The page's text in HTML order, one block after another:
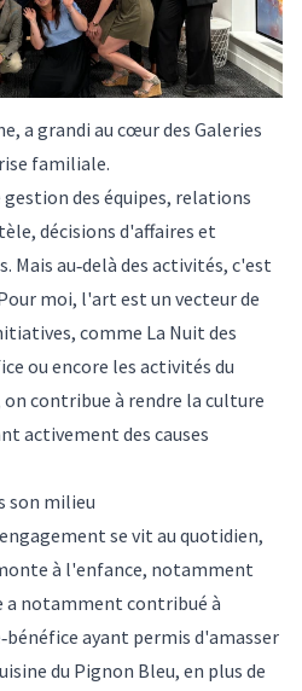
a grandi au cœur des Galeries
familiale.
des équipes, relations
décisions d'affaires et
au‑delà des activités, c'est
moi, l'art est un vecteur de
comme La Nuit des
ou encore les activités du
on contribue à rendre la culture
activement des causes
son milieu
se vit au quotidien,
à l'enfance, notamment
a notamment contribué à
ayant permis d'amasser
du Pignon Bleu, en plus de